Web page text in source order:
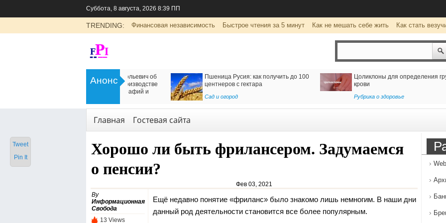
Суббота, 8 августа, 2026 8:39 ПП
TRENDING: Финансовая независимость Быстрое чтения за 5 минут Как не мешать себе жить Как стать
Анонс
Цоликлоны для определения групп
Как организовать доставку из Ирана
в Россию
Транспорт,Услуги
Клуб виртуальной реальности
wearevr.io: уникальные развлечения
для детей и взрослых
Главная Гостевая сайта
Хорошо ли быть фрилансером. Задумаемся
о пенсии?
Фев 03, 2021
By
Информационная
Свобода
13 Views
Ещё недавно понятие «фриланс» было знакомо лишь немногим. В наши дни
данный род деятельности становится все более популярным.
Tweet
Pin It